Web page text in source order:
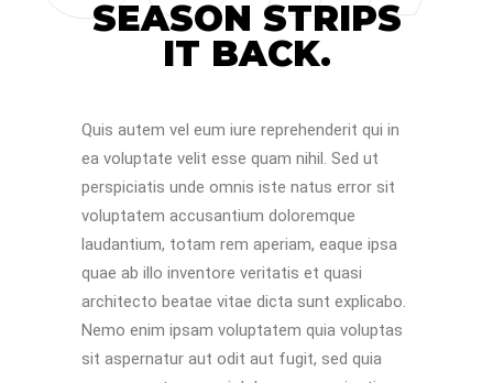
SEASON STRIPS
IT BACK.
Quis autem vel eum iure reprehenderit qui in
ea voluptate velit esse quam nihil. Sed ut
perspiciatis unde omnis iste natus error sit
voluptatem accusantium doloremque
laudantium, totam rem aperiam, eaque ipsa
quae ab illo inventore veritatis et quasi
architecto beatae vitae dicta sunt explicabo.
Nemo enim ipsam voluptatem quia voluptas
sit aspernatur aut odit aut fugit, sed quia